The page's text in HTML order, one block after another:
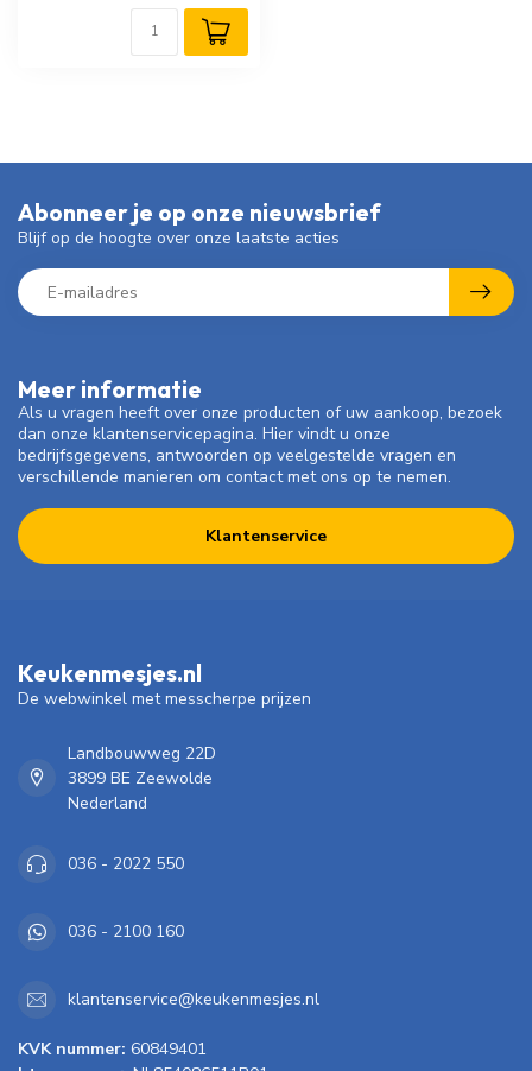
Meer informatie
Als u vragen heeft over onze producten of uw aankoop, bezoek
dan onze klantenservicepagina. Hier vindt u onze
bedrijfsgegevens, antwoorden op veelgestelde vragen en
verschillende manieren om contact met ons op te nemen.
Klantenservice
Abonneer je op onze nieuwsbrief
Blijf op de hoogte over onze laatste acties
Keukenmesjes.nl
De webwinkel met messcherpe prijzen
Landbouwweg 22D
3899 BE Zeewolde
Nederland
036 - 2022 550
036 - 2100 160
klantenservice@keukenmesjes.nl
KVK nummer: 60849401